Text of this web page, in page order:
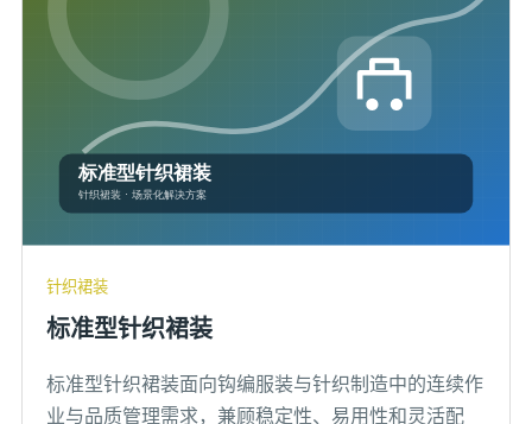
针织裙装
标准型针织裙装
标准型针织裙装面向钩编服装与针织制造中的连续作
业与品质管理需求，兼顾稳定性、易用性和灵活配